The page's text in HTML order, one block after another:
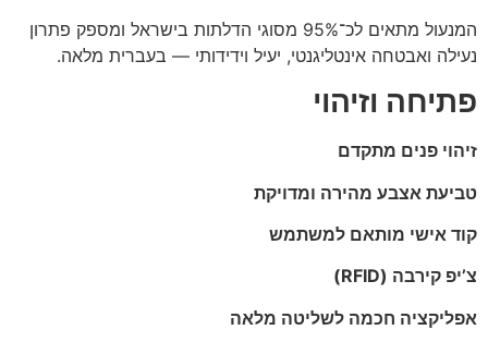
המנעול מתאים לכ־95% מסוגי הדלתות בישראל ומספק פתרון
נעילה ואבטחה אינטליגנטי, יעיל וידידותי — בעברית מלאה.
פתיחה וזיהוי
זיהוי פנים מתקדם
טביעת אצבע מהירה ומדויקת
קוד אישי מותאם למשתמש
צ’יפ קירבה (RFID)
אפליקציה חכמה לשליטה מלאה